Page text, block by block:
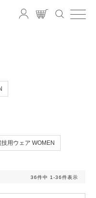
用ウェア WOMEN
36件中 1 -36件表示